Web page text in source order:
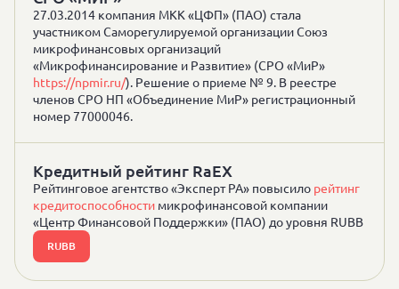
27.03.2014 компания МКК «ЦФП» (ПАО) стала
участником Саморегулируемой организации Союз
микрофинансовых организаций
«Микрофинансирование и Развитие» (СРО «МиР»
https://npmir.ru/). Решение о приеме № 9. В реестре
членов СРО НП «Объединение МиР» регистрационный
номер 77000046.
Кредитный рейтинг RaEX
Рейтинговое агентство «Эксперт РА» повысило рейтинг
кредитоспособности микрофинансовой компании
«Центр Финансовой Поддержки» (ПАО) до уровня RUBB
RUBB